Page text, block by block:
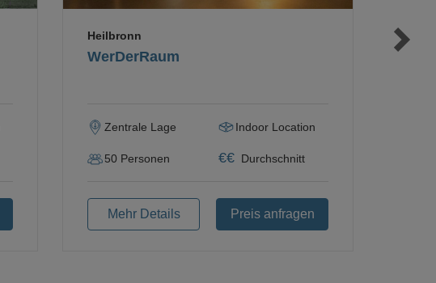
WerDerRaum
Heilbronn
Zentrale Lage Indoor Location
50 Personen €€ Durchschnitt
Mehr Details Preis anfragen